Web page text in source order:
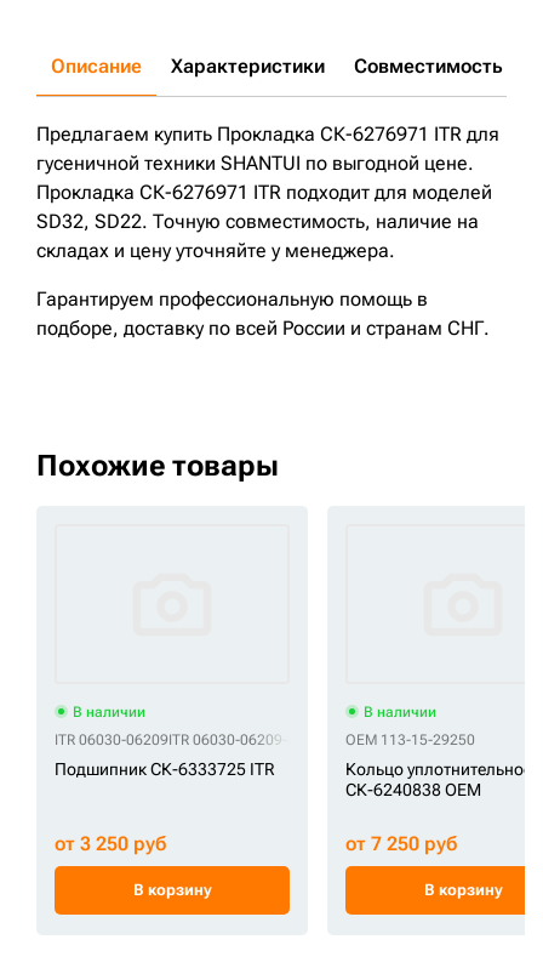
Описание Характеристики Совместимость
Предлагаем купить Прокладка СК-6276971 ITR для
гусеничной техники SHANTUI по выгодной цене.
Прокладка СК-6276971 ITR подходит для моделей
SD32, SD22. Точную совместимость, наличие на
складах и цену уточняйте у менеджера.
Гарантируем профессиональную помощь в
подборе, доставку по всей России и странам СНГ.
Похожие товары
В наличии
ITR 06030-06209ITR 06030-06209-MS
Подшипник СК-6333725 ITR
от 3 250 руб
В корзину
В наличии
OEM 113-15-29250
Кольцо уплотнительное
СК-6240838 OEM
от 7 250 руб
В корзину